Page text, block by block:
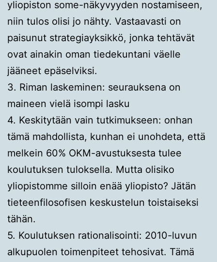
yliopiston some-näkyvyyden nostamiseen,
niin tulos olisi jo nähty. Vastaavasti on
paisunut strategiayksikkö, jonka tehtävät
ovat ainakin oman tiedekuntani väelle
jääneet epäselviksi.
3. Riman laskeminen: seurauksena on
maineen vielä isompi lasku
4. Keskitytään vain tutkimukseen: onhan
tämä mahdollista, kunhan ei unohdeta, että
melkein 60% OKM-avustuksesta tulee
koulutuksen tuloksella. Mutta olisiko
yliopistomme silloin enää yliopisto? Jätän
tieteenfilosofisen keskustelun toistaiseksi
tähän.
5. Koulutuksen rationalisointi: 2010-luvun
alkupuolen toimenpiteet tehosivat. Tämä